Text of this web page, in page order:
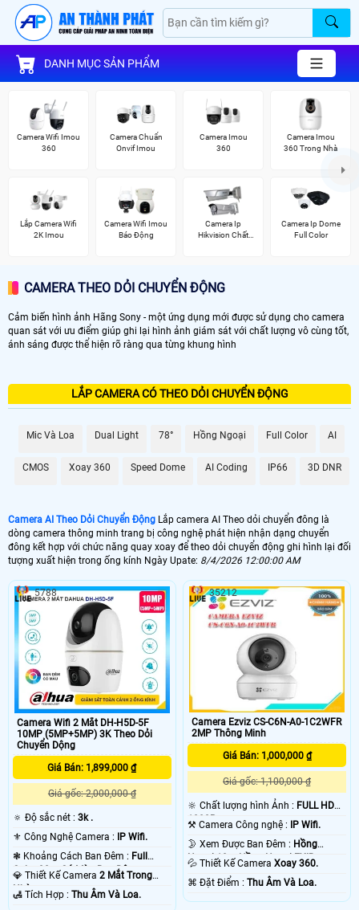
DANH MỤC SẢN PHẨM
Camera Wifi Imou
360
Camera Chuẩn
Onvif Imou
Camera Imou
360
Camera Imou
360 Trong Nhà
Lắp Camera Wifi
2K Imou
Camera Wifi Imou
Báo Động
Camera Ip
Hikvision Chất
Camera Ip Dome
Full Color
CAMERA THEO DỎI CHUYỂN ĐỘNG
Cảm biến hình ảnh Hãng Sony - một ứng dụng mới được sử dụng cho camera
quan sát với ưu điểm giúp ghi lại hình ảnh giám sát với chất lượng vô cùng tốt,
ánh sáng được thể hiện rõ ràng qua từng khung hình
LẮP CAMERA CÓ THEO DỎI CHUYỂN ĐỘNG
Mic Và Loa Dual Light 78° Hồng Ngoại Full Color AI
CMOS Xoay 360 Speed Dome AI Coding IP66 3D DNR
Camera AI Theo Dỏi Chuyển Động Lắp camera AI Theo dỏi chuyển đông là
dòng camera thông minh trang bị công nghệ phát hiện nhận dạng chuyển
đông kết hợp với chức năng quay xoay để theo dỏi chuyển động ghi hình lại đối
tượng xuất hiện trong ống kính Ngày Upate: 8/4/2026 12:00:00 AM
Camera Wifi 2 Mắt DH-H5D-5F
10MP (5MP+5MP) 3K Theo Dỏi
Chuyển Dộng
Giá Bán: 1,899,000 ₫
Giá gốc: 2,000,000 ₫
🔅 Độ sắc nét : 3k .
⚜️ Công Nghệ Camera :
IP Wifi.
❃ Khoảng Cách Ban Đêm : Full
Color 30m Có Màu Ban Ðêm.
💎 Thiết Kế Camera 2 Mắt Trong
Nhà.
️🛃 Tích Hợp : Thu Âm Và Loa.
5788
Camera Ezviz CS-C6N-A0-1C2WFR
2MP Thông Minh
Giá Bán: 1,000,000 ₫
Giá gốc: 1,100,000 ₫
🔆 Chất lượng hình Ảnh : FULL HD
1080P .
⚒ Camera Công nghệ :
IP Wifi.
🌛 Xem Được Ban Đêm : Hồng
Ngoại 10m Hồng Ngoại EXIR.
💦 Thiết Kế CameraXoay 360.
️⌘ Đặt Điểm :Thu Âm Và Loa.
35212